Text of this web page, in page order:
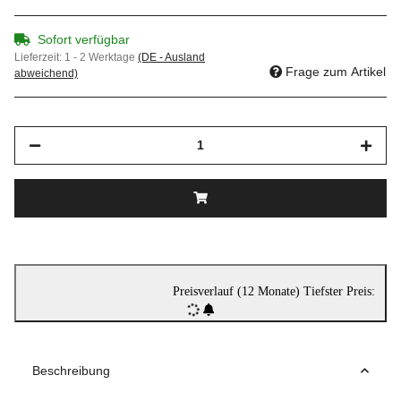
Sofort verfügbar
Lieferzeit: 1 - 2 Werktage (DE - Ausland
abweichend)
Frage zum Artikel
Preisverlauf (12 Monate)
Beschreibung